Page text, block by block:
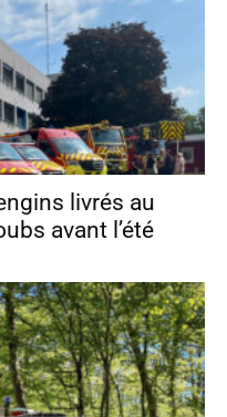
livrés au
avant l’été